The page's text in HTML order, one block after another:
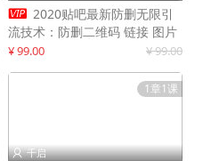
 2020贴吧最新防删无限引
流技术：防删二维码 链接 图片
制作
¥ 99.00 ¥ 99.00
1章1课
 千启